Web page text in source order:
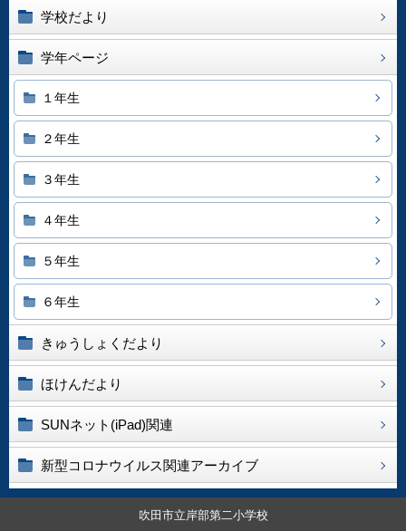
学校だより
学年ページ
１年生
２年生
３年生
４年生
５年生
６年生
きゅうしょくだより
ほけんだより
SUNネット(iPad)関連
新型コロナウイルス関連アーカイブ
吹田市立岸部第二小学校